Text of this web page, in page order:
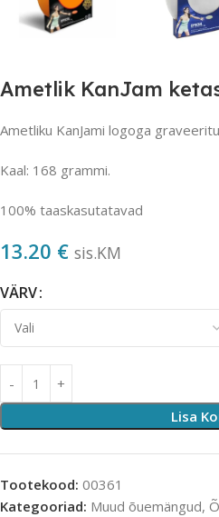
Ametlik KanJam
Ametliku KanJami logoga
Kaal: 168 grammi.
100% taaskasutatavad
13.20 € sis.KM
VÄRV
Lisa
Tootekood: 00361
Kategooriad: Muud õuemängud,